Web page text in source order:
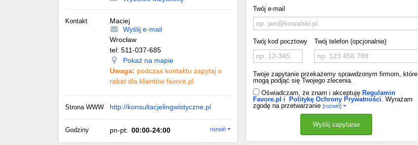
Twój e-mail
Twój kod pocztowy Twój telefon (opcjonalnie)
Twoje zapytanie przekażemy sprawdzonym firmom, które
mogą podjąć się Twojego zlecenia.
Oświadczam, że znam i akceptuję Regulamin
Favore.pl i Politykę Ochrony Prywatności. Wyrażam
zgodę na przetwarzanie [rozwiń]
Kontakt
Maciej
Wyślij e-mail
Wrocław
tel: 511-037-685
Pokaż na mapie
Uwaga: podczas kontaktu zapytaj o
rabat dla klientów favore.pl
Strona WWW http://konsultacjelingwistyczne.pl
Godziny pn-pt: 00:00-24:00 rozwiń